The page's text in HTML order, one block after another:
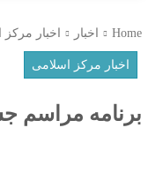
Home اخبار اخبار
اخبار مرکز اسلامی
برنامه مراسم